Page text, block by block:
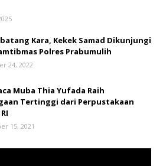
Kara, Kekek Samad Dikunjungi
Polres Prabumulih
24, 2022
Muba Thia Yufada Raih
Tertinggi dari Perpustakaan
15, 2021